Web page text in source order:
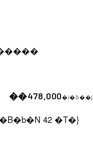
��478,000�i�ō��j